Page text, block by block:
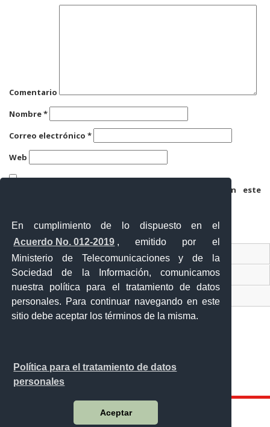
En cumplimiento de lo dispuesto en el
Acuerdo No. 012-2019 , emitido por el
Ministerio de Telecomunicaciones y de la
Sociedad de la Información, comunicamos
nuestra política para el tratamiento de datos
personales. Para continuar navegando en este
sitio debe aceptar los términos de la misma.
Política para el tratamiento de datos
personales
Aceptar
Comentario
Nombre*
Correo electrónico *
Web
Guarda mi nombre, correo electrónico y web en este
Contacto Ciudadano
Ventanilla Única de Comercio Exterior
Sistema Nacional de Información (SNI)
Calle 12 de febrero y Vicente Rocafuerte
Orellana - Ecuador